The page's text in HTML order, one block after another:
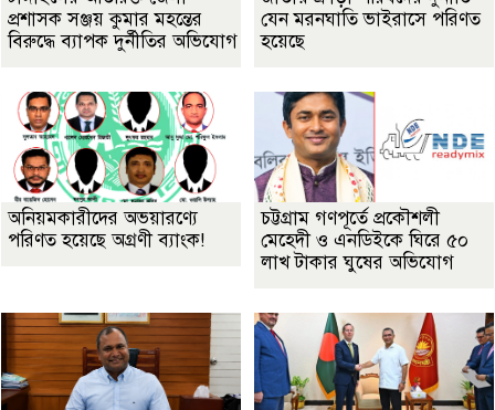
প্রশাসক সঞ্জয় কুমার মহন্তের
বিরুদ্ধে ব্যাপক দুর্নীতির অভিযোগ
যেন মরনঘাতি ভাইরাসে পরিণত
হয়েছে
অনিয়মকারীদের অভয়ারণ্যে
পরিণত হয়েছে অগ্রণী ব্যাংক!
চট্টগ্রাম গণপূর্তে প্রকৌশলী
মেহেদী ও এনডিইকে ঘিরে ৫০
লাখ টাকার ঘুষের অভিযোগ